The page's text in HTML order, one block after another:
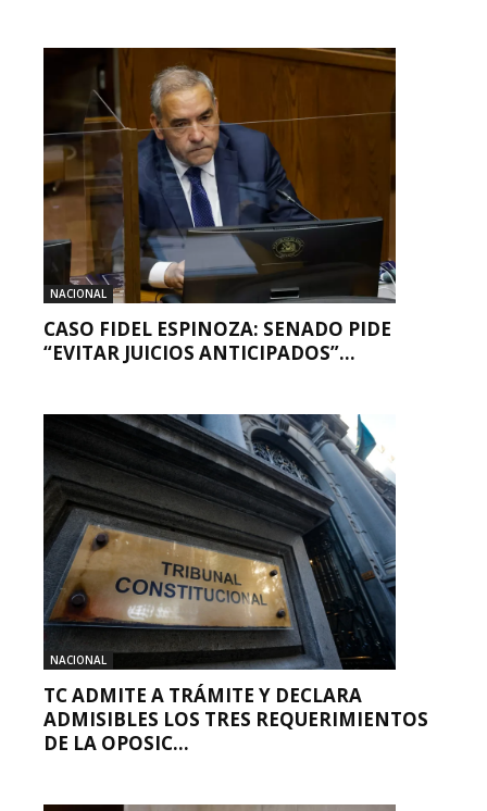
NACIONAL
CASO FIDEL ESPINOZA: SENADO PIDE
“EVITAR JUICIOS ANTICIPADOS”...
NACIONAL
TC ADMITE A TRÁMITE Y DECLARA
ADMISIBLES LOS TRES REQUERIMIENTOS
DE LA OPOSIC...